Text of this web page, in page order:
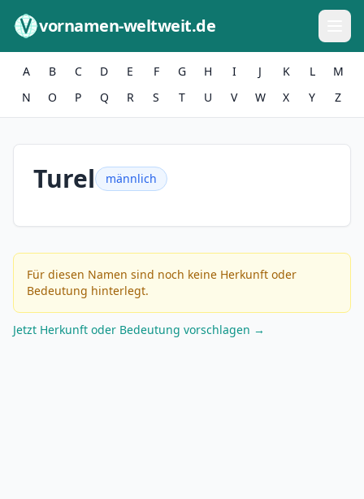
vornamen-weltweit.de
A B C D E F G H I J K L
M
N
O P Q R S T U V W X Y Z
Turel männlich
Für diesen Namen sind noch keine Herkunft oder
Bedeutung hinterlegt.
Jetzt Herkunft oder Bedeutung vorschlagen →